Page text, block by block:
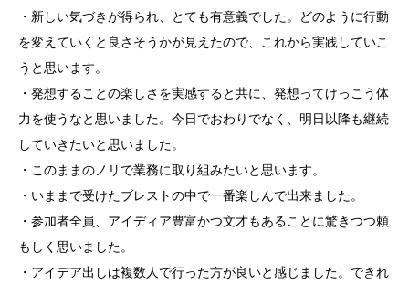
・新しい気づきが得られ、とても有意義でした。どのように行動
を変えていくと良さそうかが見えたので、これから実践していこ
うと思います。
・発想することの楽しさを実感すると共に、発想ってけっこう体
力を使うなと思いました。今日でおわりでなく、明日以降も継続
していきたいと思いました。
・このままのノリで業務に取り組みたいと思います。
・いままで受けたブレストの中で一番楽しんで出来ました。
・参加者全員、アイディア豊富かつ文才もあることに驚きつつ頼
もしく思いました。
・アイデア出しは複数人で行った方が良いと感じました。できれ